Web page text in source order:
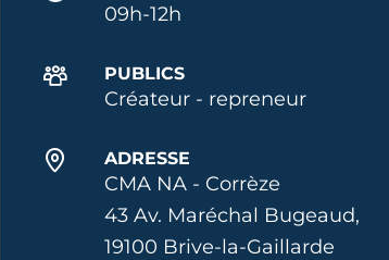
09h-12h
PUBLICS
Créateur - repreneur
ADRESSE
CMA NA - Corrèze
43 Av. Maréchal Bugeaud,
19100 Brive-la-Gaillarde